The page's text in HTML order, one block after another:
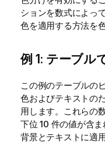
ションを数式によっ
色を適用する方法を
例 1: テーブル
この例のテーブルの
色およびテキストの
用します。これらの
下位 10 件の値が含
背景とテキストに適用